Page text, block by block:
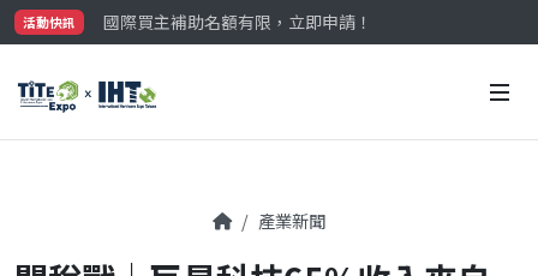
活動快訊
國際買主補助名額有限，立即申請！
參觀門票開放申請中‼️
國際買主補助名額有限，立即申請！
產業新聞